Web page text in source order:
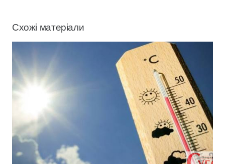
Схожі матеріали